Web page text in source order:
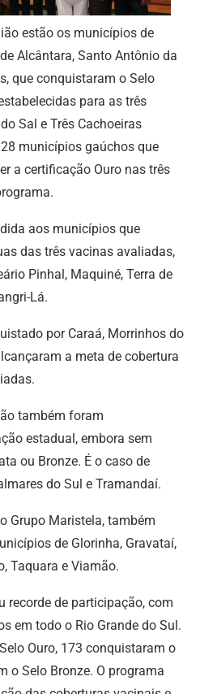
estão os municípios de
Alcântara, Santo Antônio da
que conquistaram o Selo
para as três
Sal e Três Cachoeiras
municípios gaúchos que
a certificação Ouro nas três
aos municípios que
das três vacinas avaliadas,
Pinhal, Maquiné, Terra de
Lá.
por Caraá, Morrinhos do
a meta de cobertura
também foram
estadual, embora sem
ou Bronze. É o caso de
do Sul e Tramandaí.
Grupo Maristela, também
de Glorinha, Gravataí,
Taquara e Viamão.
recorde de participação, com
em todo o Rio Grande do Sul.
Ouro, 173 conquistaram o
o Selo Bronze. O programa